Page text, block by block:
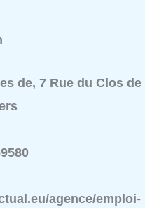
de, 7 Rue du Clos de
agence/emploi-